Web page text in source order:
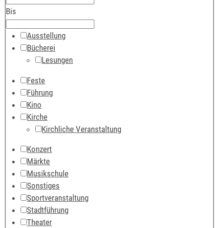
Bis
Ausstellung
Bücherei
Lesungen
Feste
Führung
Kino
Kirche
Kirchliche Veranstaltung
Konzert
Märkte
Musikschule
Sonstiges
Sportveranstaltung
Stadtführung
Theater